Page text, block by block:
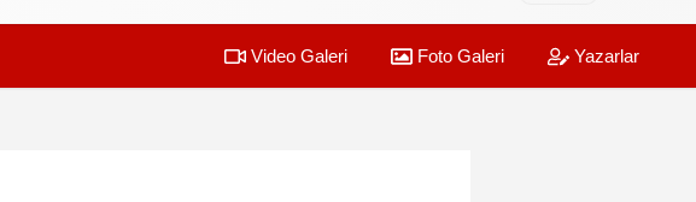
Video Galeri Foto Galeri Yazarlar